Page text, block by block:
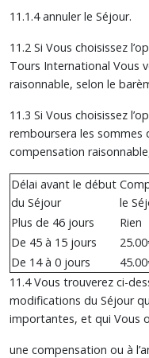
11.1.4 annuler le Séjour.
11.2 Si Vous choisissez
Tours International Vous
raisonnable, selon le
11.3 Si Vous choisissez
remboursera les sommes
compensation
Délai avant le début
du Séjour
le
Plus de 46 jours
Rien
De 45 à 15 jours
De 14 à 0 jours
11.4 Vous trouverez ci-
modifications du Séjour
importantes, et qui Vous
une compensation ou à